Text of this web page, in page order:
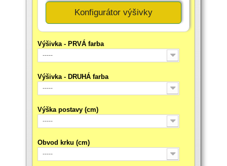
Konfigurátor výšivky
Výšivka - PRVÁ farba
-----
Výšivka - DRUHÁ farba
-----
Výška postavy (cm)
-----
Obvod krku (cm)
-----